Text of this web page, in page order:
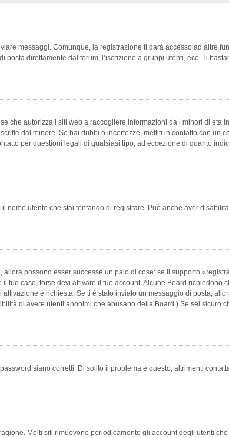
messaggi. Comunque, la registrazione ti darà accesso ad altre
direttamente dal forum, l’iscrizione a gruppi utenti, ecc. Ti
che autorizza i siti web a raccogliere informazioni da i minori di età
dal minore. Se hai dubbi o incertezze, mettiti in contatto con un
per questioni legali di qualsiasi tipo, ad eccezione di quanto
nome utente che stai tentando di registrare. Può anche aver
possono esser successe un paio di cose: se il supporto
caso, forse devi attivare il tuo account. Alcune Board richiedono
è richiesta. Se ti è stato inviato un messaggio di posta,
di avere utenti anonimi che abusano della Board.) Se sei sicuro
siano corretti. Di solito il problema è questo, altrimenti
Molti siti rimuovono periodicamente gli account degli utenti